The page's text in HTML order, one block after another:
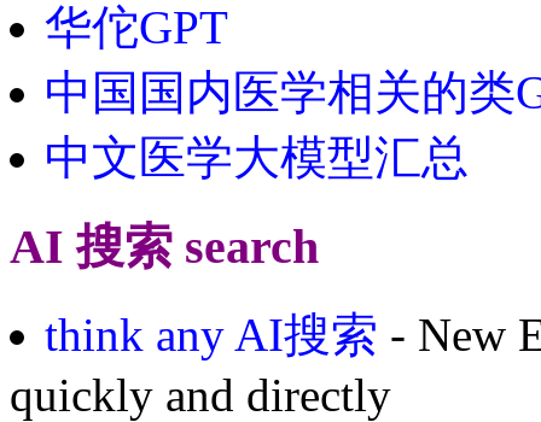
华佗GPT
中国国内医学相关的类
中文医学大模型汇总
AI 搜索 search
think any AI搜索 - New
quickly and directly